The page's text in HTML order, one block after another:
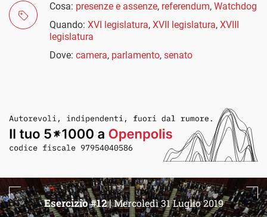
Cosa: presenze e assenze, referendum, Watchdog
Quando: XVI legislatura, XVII legislatura, XVIII
legislatura
Dove: camera, parlamento, senato
Esercizio #12 |Mercoledì 31 Luglio 2019